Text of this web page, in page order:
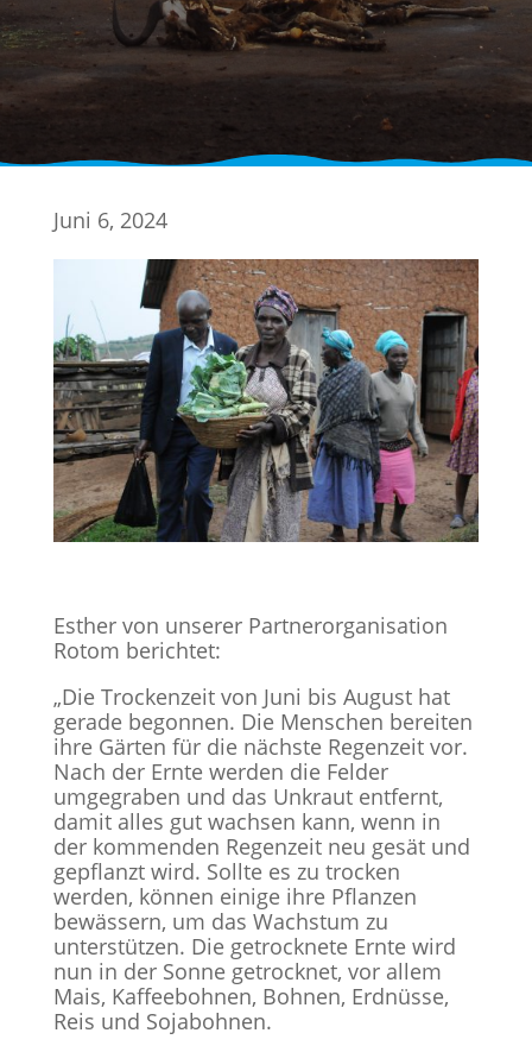
Juni 6, 2024
Esther von unserer Partnerorganisation
Rotom berichtet:
„Die Trockenzeit von Juni bis August hat
gerade begonnen. Die Menschen bereiten
ihre Gärten für die nächste Regenzeit vor.
Nach der Ernte werden die Felder
umgegraben und das Unkraut entfernt,
damit alles gut wachsen kann, wenn in
der kommenden Regenzeit neu gesät und
gepflanzt wird. Sollte es zu trocken
werden, können einige ihre Pflanzen
bewässern, um das Wachstum zu
unterstützen. Die getrocknete Ernte wird
nun in der Sonne getrocknet, vor allem
Mais, Kaffeebohnen, Bohnen, Erdnüsse,
Reis und Sojabohnen.